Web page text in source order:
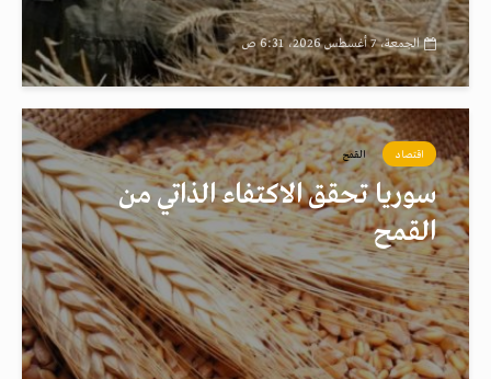
الجمعة، 7 أغسطس 2026، 6:31 ص
اقتصاد القمح
سوريا تحقق الاكتفاء الذاتي من
القمح